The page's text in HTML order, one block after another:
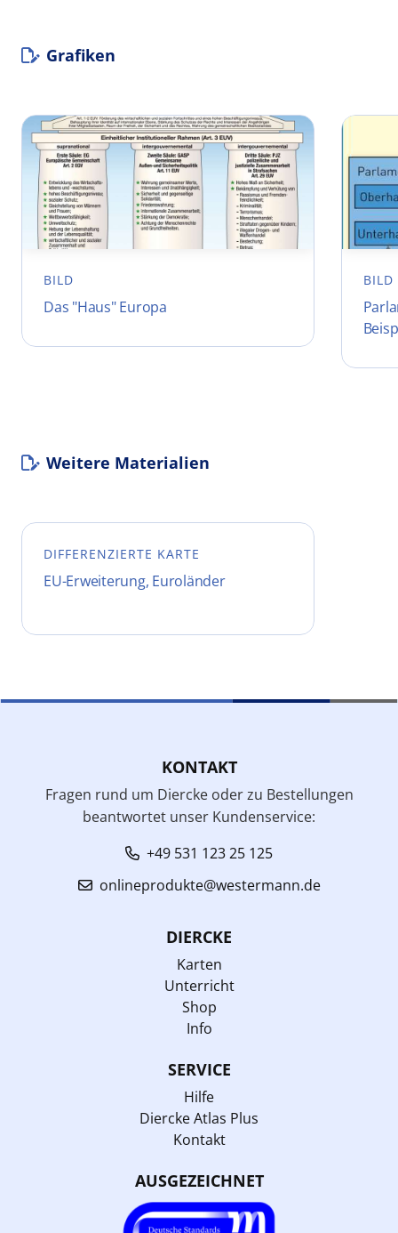
Grafiken
BILD
Das "Haus" Europa
BILD
Weitere Materialien
DIFFERENZIERTE KARTE
EU-Erweiterung, Euroländer
KONTAKT
Fragen rund um Diercke oder zu Bestellungen
beantwortet unser Kundenservice:
+49 531 123 25 125
onlineprodukte@westermann.de
DIERCKE
Karten
Unterricht
Shop
Info
SERVICE
Hilfe
Diercke Atlas Plus
Kontakt
AUSGEZEICHNET